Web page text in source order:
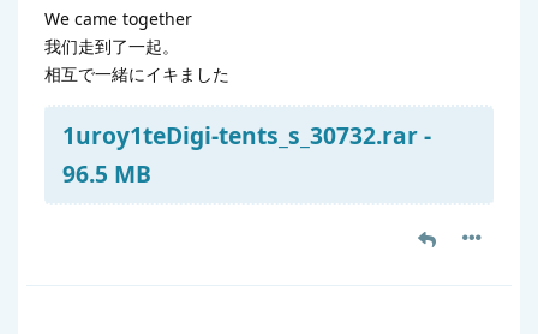
We came together
我们走到了一起。
相互で一緒にイキました
1uroy1teDigi-tents_s_30732.rar -
96.5 MB